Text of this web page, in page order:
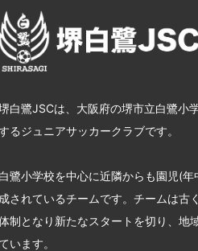
白鷺JSCは、大阪府の堺市立白鷺小
るジュニアサッカークラブです。
白鷺小学校を中心に近隣からも園児(
成されているチームです。チームは古
制となり新たなスタートを切り、地
ています。